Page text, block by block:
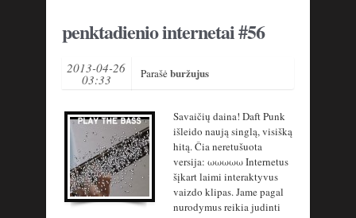
penktadienio internetai #56
2013-04-26
03:33 Parašėburžujus
Savaičių daina! Daft Punk
išleido naują singlą, visišką
hitą. Čia neretušuota
versija: ωωωωω Internetus
šįkart laimi interaktyvus
vaizdo klipas. Jame pagal
nurodymus reikia judinti